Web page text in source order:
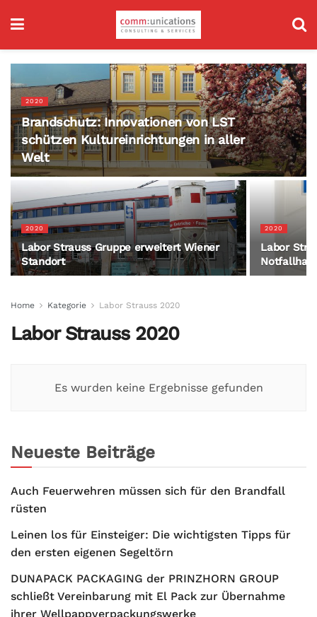
2020
Brandschutz: Innovationen von LST
schützen Kultureinrichtungen in aller
Welt
2020
Labor Strauss Gruppe erweitert Wiener
Standort
2020
Labor
Home Kategorie Labor Strauss 2020
Labor Strauss 2020
Es wurden keine Ergebnisse gefunden
Neueste Beiträge
Auch Feuerwehren müssen sich für den Brandfall
rüsten
Leinen los für Einsteiger: Die wichtigsten Tipps für
den ersten eigenen Segeltörn
DUNAPACK PACKAGING der PRINZHORN GROUP
schließt Vereinbarung mit El Pack zur Übernahme
ihrer Wellpappverpackungswerke